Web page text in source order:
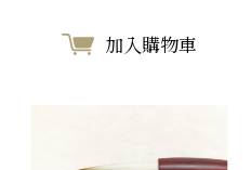
加入購物車